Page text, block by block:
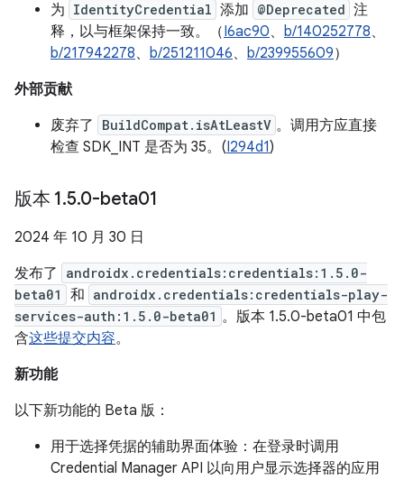
为 IdentityCredential 添加 @Deprecated 注
释，以与框架保持一致。（I6ac90、 b/140252778、
b/217942278、 b/251211046、 b/239955609）
外部贡献
废弃了
BuildCompat.isAtLeastV 。调用方应直接
检查 SDK_INT 是否为 35。(I294d1)
版本 1.5.0-beta01
2024 年 10 月 30 日
发布了
androidx.credentials:credentials:1.5.0-
beta01
和 androidx.credentials:credentials-play-
services-auth:1.5.0-beta01 。版本 1.5.0-beta01 中包
含这些提交内容。
新功能
以下新功能的 Beta 版：
用于选择凭据的辅助界面体验：在登录时调用
Credential Manager API 以向用户显示选择器的应用